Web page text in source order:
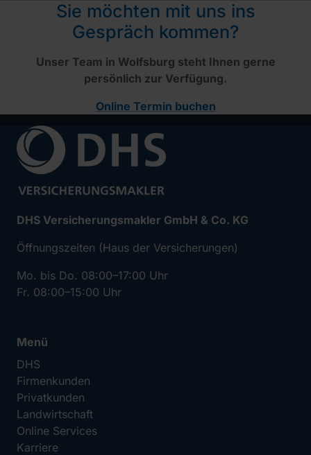
Sie möchten mit uns ins
Gespräch kommen?
Unser Team in Wolfsburg steht Ihnen gerne
persönlich zur Verfügung.
Online Termin buchen
DHS Versicherungsmakler GmbH & Co. KG
Öffnungszeiten (Haus der Versicherungen)
Mo. bis Do. 08:00–17:00 Uhr
Fr. 08:00–15:00 Uhr
Menü
DHS
Firmenkunden
Privatkunden
Landwirtschaft
Online Services
Karriere